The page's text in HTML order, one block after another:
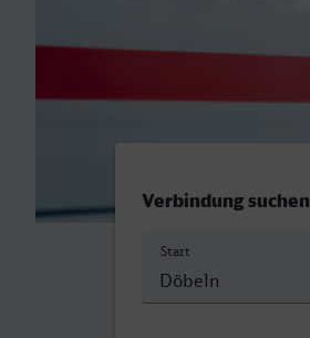
Verbindung suchen
Start